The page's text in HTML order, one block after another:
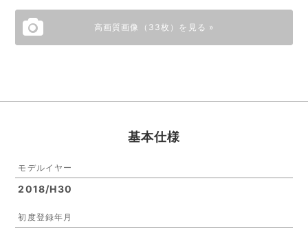
高画質画像（33枚）を見る »
基本仕様
モデルイヤー
2018/H30
初度登録年月